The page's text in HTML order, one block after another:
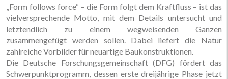
„Form follows force“ – die Form folgt dem Kraftfluss – ist das
vielversprechende Motto, mit dem Details untersucht und
letztendlich zu einem wegweisenden Ganzen
zusammengefügt werden sollen. Dabei liefert die Natur
zahlreiche Vorbilder für neuartige Baukonstruktionen.
Die Deutsche Forschungsgemeinschaft (DFG) fördert das
Schwerpunktprogramm, dessen erste dreijährige Phase jetzt